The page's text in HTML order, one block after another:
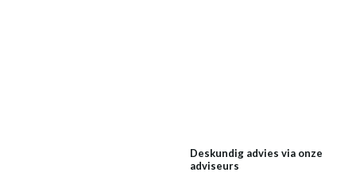
Deskundig advies via onze
adviseurs